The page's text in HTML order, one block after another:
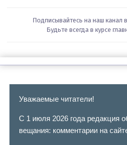
Подписывайтесь на наш канал в
Будьте всегда в курсе
Уважаемые читатели!
С 1 июля 2026 года редакция
вещания: комментарии на